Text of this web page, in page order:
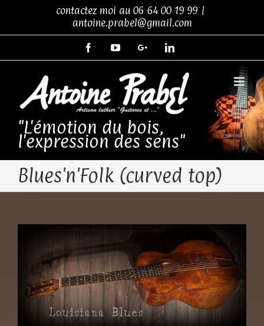
content
contactez moi au 06 64 00 19 99 |
antoine.prabel@gmail.com
FacebookYouTubeGoogle+LinkedIn
"L'émotion du bois,
l'expression des sens"
Blues'n'Folk (curved top)